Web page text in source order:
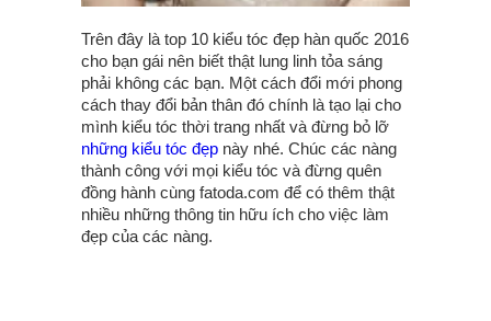
Trên đây là top 10 kiểu tóc đẹp hàn quốc 2016
cho bạn gái nên biết thật lung linh tỏa sáng
phải không các bạn. Một cách đổi mới phong
cách thay đổi bản thân đó chính là tạo lại cho
mình kiểu tóc thời trang nhất và đừng bỏ lỡ
những kiểu tóc đẹp này nhé. Chúc các nàng
thành công với mọi kiểu tóc và đừng quên
đồng hành cùng fatoda.com để có thêm thật
nhiều những thông tin hữu ích cho việc làm
đẹp của các nàng.